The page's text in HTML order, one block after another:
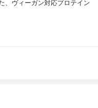
、ヴィーガン対応プロテイン